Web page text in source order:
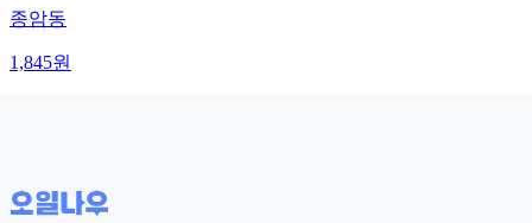
종암동
1,845원